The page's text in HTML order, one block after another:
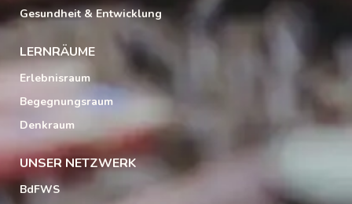
Gesundheit & Entwicklung
LERNRÄUME
Erlebnisraum
Begegnungsraum
Denkraum
UNSER NETZWERK
BdFWS